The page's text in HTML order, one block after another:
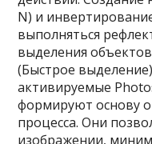
N) и
выполняться
выделения
(Быстрое
активируемые
формируют основу
процесса. Они
изображении‚